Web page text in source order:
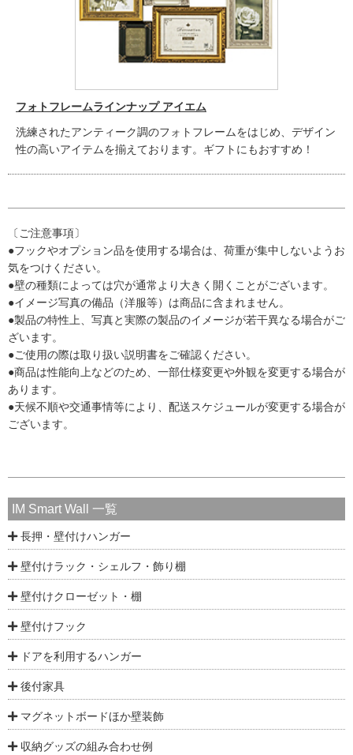
フォトフレームラインナップ アイエム
洗練されたアンティーク調のフォトフレームをはじめ、デザイン
性の高いアイテムを揃えております。ギフトにもおすすめ！
〔ご注意事項〕
●フックやオプション品を使用する場合は、荷重が集中しないようお
気をつけください。
●壁の種類によっては穴が通常より大きく開くことがございます。
●イメージ写真の備品（洋服等）は商品に含まれません。
●製品の特性上、写真と実際の製品のイメージが若干異なる場合がご
ざいます。
●ご使用の際は取り扱い説明書をご確認ください。
●商品は性能向上などのため、一部仕様変更や外観を変更する場合が
あります。
●天候不順や交通事情等により、配送スケジュールが変更する場合が
ございます。
IM Smart Wall 一覧
長押・壁付けハンガー
壁付けラック・シェルフ・飾り棚
壁付けクローゼット・棚
壁付けフック
ドアを利用するハンガー
後付家具
マグネットボードほか壁装飾
収納グッズの組み合わせ例